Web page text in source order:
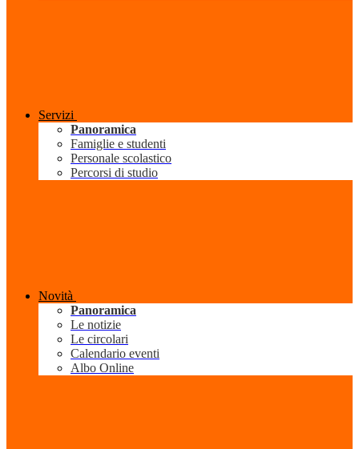
Servizi
Panoramica
Famiglie e studenti
Personale scolastico
Percorsi di studio
Novità
Panoramica
Le notizie
Le circolari
Calendario eventi
Albo Online